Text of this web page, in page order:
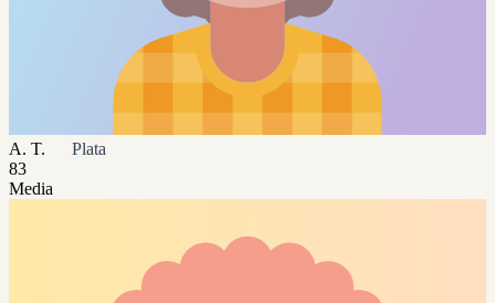
A. T.
Plata
83
Media